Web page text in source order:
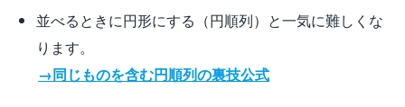
並べるときに円形にする（円順列）と一気に難しくな
ります。
→同じものを含む円順列の裏技公式